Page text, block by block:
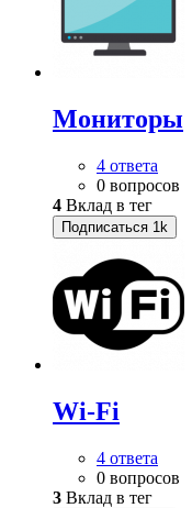
Мониторы
4 ответа
0 вопросов
4 Вклад в тег
Подписаться 1k
Wi-Fi
4 ответа
0 вопросов
3 Вклад в тег